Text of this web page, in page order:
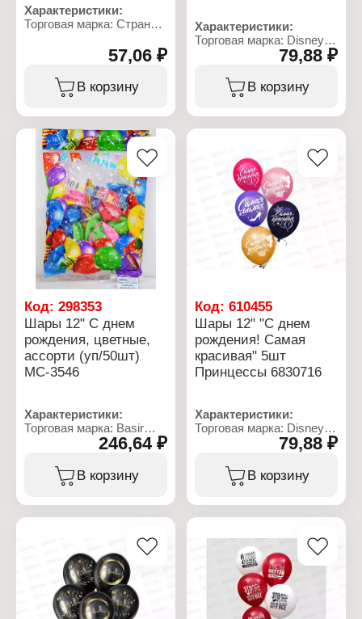
водных шаров
Длина: 25 см
Цвет: в ассортименте
Материал: латекс,
пластик
100 шт
Характеристики:
Торговая марка: Страна
Артикул: 5258856
Тип товара: Воздушные
шары
Дизайн: "Мечта"
Размер: 12" (30 см)
Материал: латекс
Цветовая гамма: белый,
розовый
Упаковка: в пакете
Размер упаковки:
22х13х0,5 см
57,06 ₽
В корзину
Характеристики:
Торговая марка: Disney
Артикул: 6830710
Тип товара: Воздушные
шары
Дизайн: "С Днем
Цветовая гамма: микс
Упаковка: в пакете
Размер упаковки:
19х13х0,5 см
79,88 ₽
В корзину
Код: 298353
Шары 12" С днем
рождения, цветные,
ассорти (уп/50шт)
МС-3546
Характеристики:
Торговая марка: Basir
Артикул: МС-3546
Тип товара: Воздушные
шары
Вариация: с рисунком
Материал: латекс
Количество в упаковке:
246,64 ₽
В корзину
Код:610455
Шары 12" "С днем
рождения! Самая
красивая" 5шт
Принцессы 6830716
Характеристики:
Торговая марка: Disney
Артикул: 6830716
Тип товара: Воздушные
шары
Дизайн: "Самой лучшей"
Цветовая гамма: микс
Упаковка: в пакете
Размер упаковки:
22х13х0,5 см
79,88 ₽
В корзину